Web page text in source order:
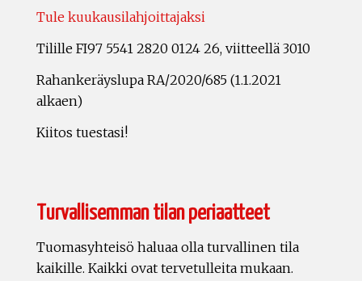
Tule kuukausilahjoittajaksi
Tilille FI97 5541 2820 0124 26, viitteellä 3010
Rahankeräyslupa RA/2020/685 (1.1.2021
alkaen)
Kiitos tuestasi!
Turvallisemman tilan periaatteet
Tuomasyhteisö haluaa olla turvallinen tila
kaikille. Kaikki ovat tervetulleita mukaan.